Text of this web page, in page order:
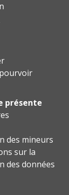
présente
des mineurs
sur la
des données